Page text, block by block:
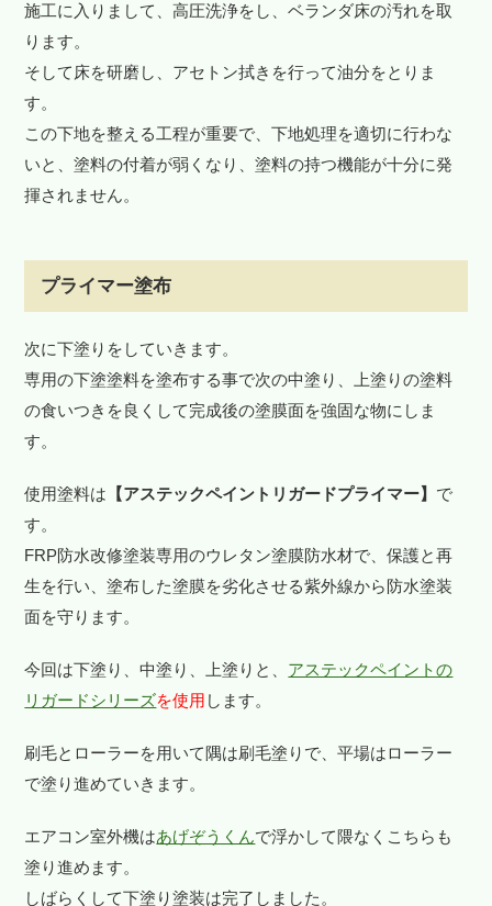
施工に入りまして、高圧洗浄をし、ベランダ床の汚れを取
ります。
そして床を研磨し、アセトン拭きを行って油分をとりま
す。
この下地を整える工程が重要で、下地処理を適切に行わな
いと、塗料の付着が弱くなり、塗料の持つ機能が十分に発
揮されません。
プライマー塗布
次に下塗りをしていきます。
専用の下塗塗料を塗布する事で次の中塗り、上塗りの塗料
の食いつきを良くして完成後の塗膜面を強固な物にしま
す。
使用塗料は 【アステックペイントリガードプライマー】 で
す。
FRP防水改修塗装専用のウレタン塗膜防水材で、保護と再
生を行い、塗布した塗膜を劣化させる紫外線から防水塗装
面を守ります。
今回は下塗り、中塗り、上塗りと、 アステックペイントの
リガードシリーズを使用 します。
刷毛とローラーを用いて隅は刷毛塗りで、平場はローラー
で塗り進めていきます。
エアコン室外機はあげぞうくんで浮かして隈なくこちらも
塗り進めます。
しばらくして下塗り塗装は完了しました。